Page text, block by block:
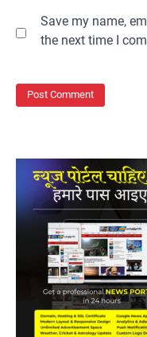
Save my name,
the next time I